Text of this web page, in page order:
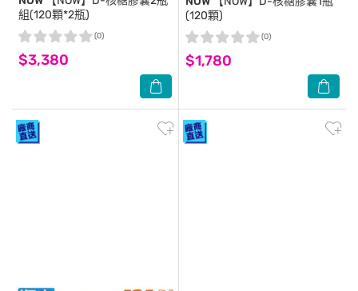
組(120顆*2瓶)
$3,380
(0)
(120顆)
$1,780
(0)